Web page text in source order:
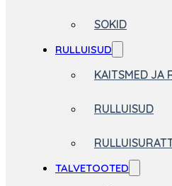
SOKID
RULLUISUD
KAITSMED JA
RULLUISUD
TALVETOOTED